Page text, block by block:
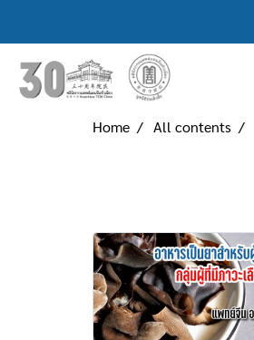
Home All contents